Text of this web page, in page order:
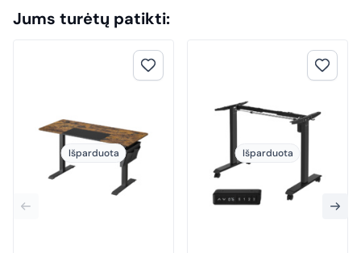
Jums turėtų patikti:
Išparduota Išparduota